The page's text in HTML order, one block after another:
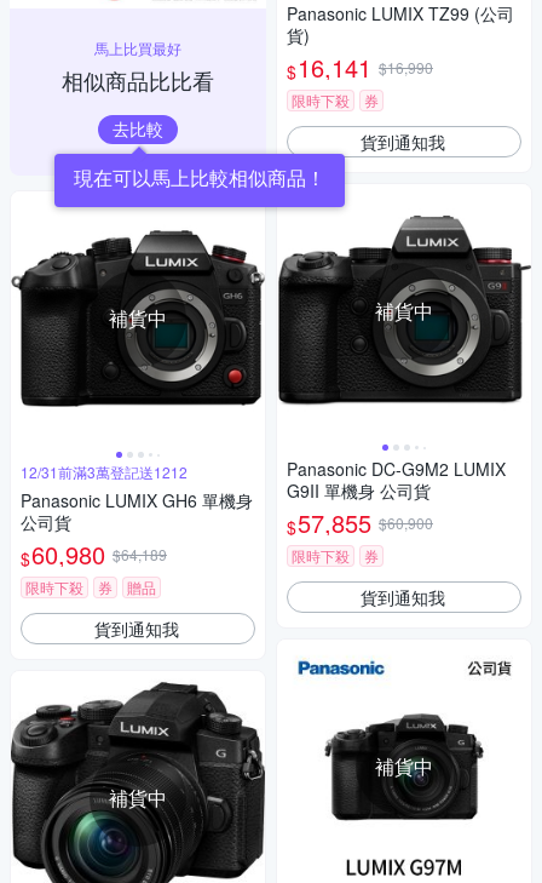
馬上比買最好
相似商品比比看
去比較
現在可以馬上比較相似商品！
補貨中
12/31前滿3萬登記送1212
Panasonic LUMIX GH6 單機身
公司貨
$60,980 $64,189
限時下殺
券 贈品
貨到通知我
補貨中
Panasonic LUMIX TZ99 (公司
貨)
$16,141 $16,990
限時下殺
券
貨到通知我
補貨中
Panasonic DC-G9M2 LUMIX
G9II 單機身 公司貨
$57,855 $60,900
限時下殺
券
貨到通知我
補貨中